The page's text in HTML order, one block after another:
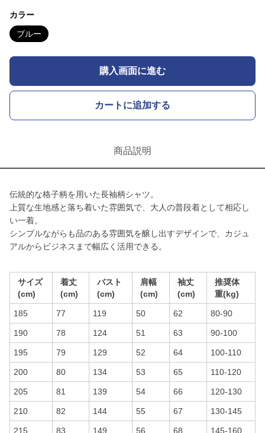
カラー
ブルー
購入画面に進む
カートに追加する
商品説明
伝統的な格子柄を用いた長袖柄シャツ。
上質な生地感と落ち着いた雰囲気で、大人の普段着として相応し
い一着。
シンプルながらも品のある雰囲気を醸し出すデザインで、カジュ
アルからビジネスまで幅広く活用できる。
サイズ
(cm)
着丈
(cm)
バスト
(cm)
肩幅
(cm)
袖丈
(cm)
推奨体
重(kg)
185 77 119 50 62 80-90
190 78 124 51 63 90-100
195 79 129 52 64 100-110
200 80 134 53 65 110-120
205 81 139 54 66 120-130
210 82 144 55 67 130-145
215 83 149 56 68 145-160